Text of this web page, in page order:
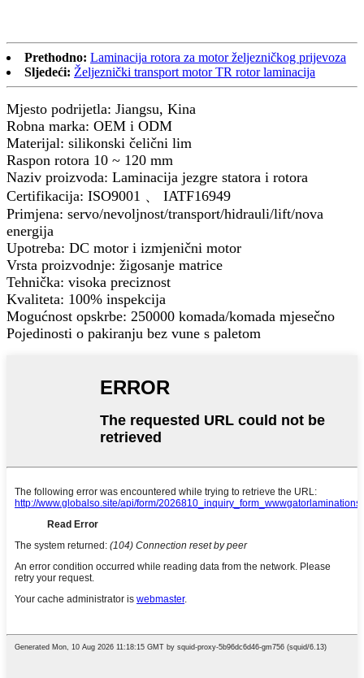
Prethodno: Laminacija rotora za motor željezničkog prijevoza
Sljedeći: Željeznički transport motor TR rotor laminacija
Mjesto podrijetla: Jiangsu, Kina
Robna marka: OEM i ODM
Materijal: silikonski čelični lim
Raspon rotora 10 ~ 120 mm
Naziv proizvoda: Laminacija jezgre statora i rotora
Certifikacija: ISO9001 、 IATF16949
Primjena: servo/nevoljnost/transport/hidrauli/lift/nova
energija
Upotreba: DC motor i izmjenični motor
Vrsta proizvodnje: žigosanje matrice
Tehnička: visoka preciznost
Kvaliteta: 100% inspekcija
Mogućnost opskrbe: 250000 komada/komada mjesečno
Pojedinosti o pakiranju bez vune s paletom